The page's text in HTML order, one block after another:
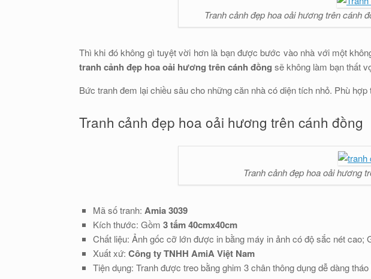
Tranh cảnh đẹp hoa oải hương trên cánh
Thì khi đó không gì tuyệt vời hơn là bạn được bước vào nhà với một
tranh cảnh đẹp hoa oải hương trên cánh đồng sẽ không làm bạn thất
Bức tranh đem lại chiều sâu cho những căn nhà có diện tích nhỏ. Phù
Tranh cảnh đẹp hoa oải hương trên cánh đồng
Tranh cảnh đẹp hoa oải hương
Mã số tranh: Amia 3039
Kích thước: Gồm 3 tấm 40cmx40cm
Chất liệu: Ảnh gốc cỡ lớn được in bằng máy in ảnh có độ sắc nét
Xuất xứ: Công ty TNHH AmiA Việt Nam
Tiện dụng: Tranh được treo bằng ghim 3 chân thông dụng dễ dàng